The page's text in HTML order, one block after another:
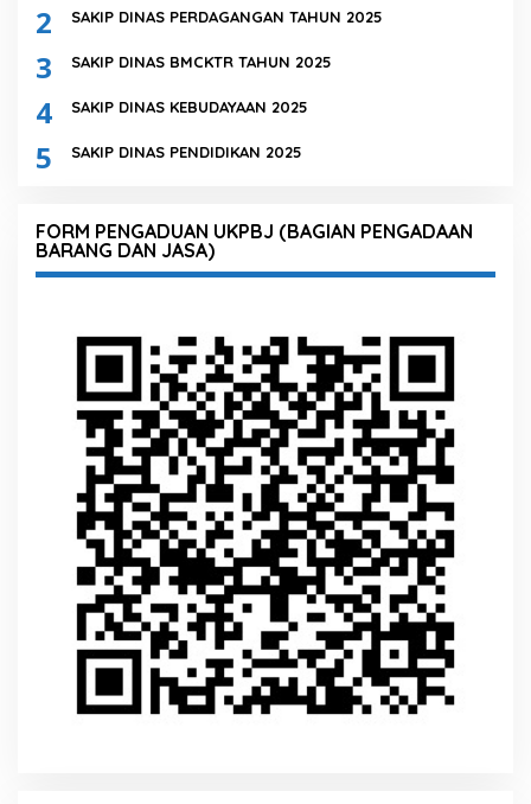
2 SAKIP DINAS PERDAGANGAN TAHUN 2025
3 SAKIP DINAS BMCKTR TAHUN 2025
4 SAKIP DINAS KEBUDAYAAN 2025
5 SAKIP DINAS PENDIDIKAN 2025
FORM PENGADUAN UKPBJ (BAGIAN PENGADAAN
BARANG DAN JASA)